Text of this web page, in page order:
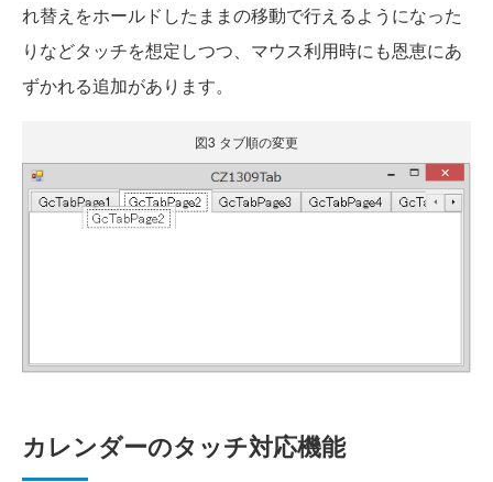
れ替えをホールドしたままの移動で行えるようになった
りなどタッチを想定しつつ、マウス利用時にも恩恵にあ
ずかれる追加があります。
図3 タブ順の変更
カレンダーのタッチ対応機能